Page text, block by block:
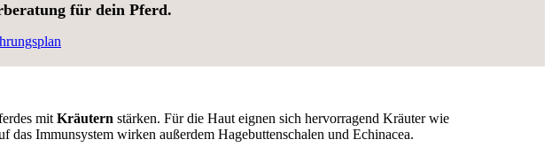
für dein Pferd.
mit Kräutern stärken. Für die Haut eignen sich hervorragend Kräuter wie
Immunsystem wirken außerdem Hagebuttenschalen und Echinacea.